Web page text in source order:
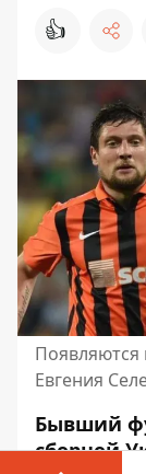
👍
Появляются
Евгения
Бывший
сборной